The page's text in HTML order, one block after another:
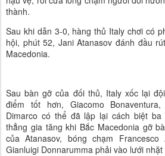
thành.
Sau khi dẫn 3-0, hàng thủ Italy chơi có
hội, phút 52, Jani Atanasov đánh đầu
Macedonia.
Sau bàn gỡ của đối thủ, Italy xốc lại
điểm tốt hơn, Giacomo
Dimarco có thể đã lập lại cách biệt
thẳng gia tăng khi Bắc Macedonia gỡ
của Atanasov, bóng chạm
Gianluigi Donnarumma phải vào lưới nhặt